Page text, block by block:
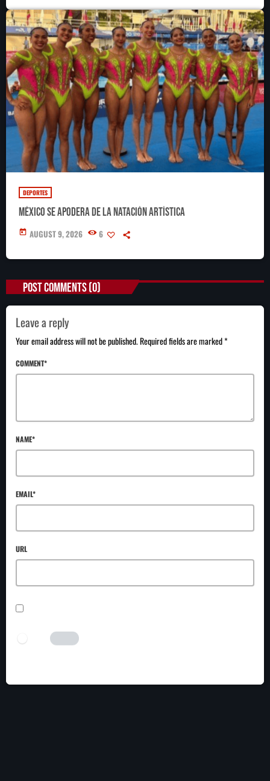
DEPORTES
México se apodera de la natación artística
today AUGUST 9, 2026 6
POST COMMENTS (0)
Leave a reply
Your email address will not be published. Required fields are marked *
COMMENT*
NAME*
EMAIL*
URL
I AM HUMAN